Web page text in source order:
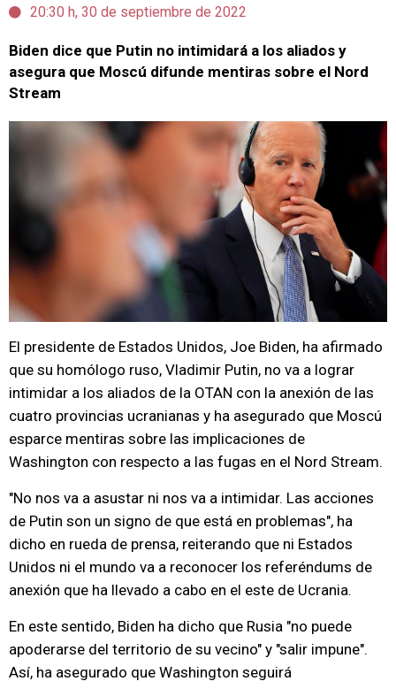
20:30 h, 30 de septiembre de 2022
Biden dice que Putin no intimidará a los aliados y
asegura que Moscú difunde mentiras sobre el Nord
Stream
El presidente de Estados Unidos, Joe Biden, ha afirmado
que su homólogo ruso, Vladimir Putin, no va a lograr
intimidar a los aliados de la OTAN con la anexión de las
cuatro provincias ucranianas y ha asegurado que Moscú
esparce mentiras sobre las implicaciones de
Washington con respecto a las fugas en el Nord Stream.
"No nos va a asustar ni nos va a intimidar. Las acciones
de Putin son un signo de que está en problemas", ha
dicho en rueda de prensa, reiterando que ni Estados
Unidos ni el mundo va a reconocer los referéndums de
anexión que ha llevado a cabo en el este de Ucrania.
En este sentido, Biden ha dicho que Rusia "no puede
apoderarse del territorio de su vecino" y "salir impune".
Así, ha asegurado que Washington seguirá